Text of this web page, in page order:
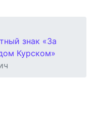
знак «За
Курском»